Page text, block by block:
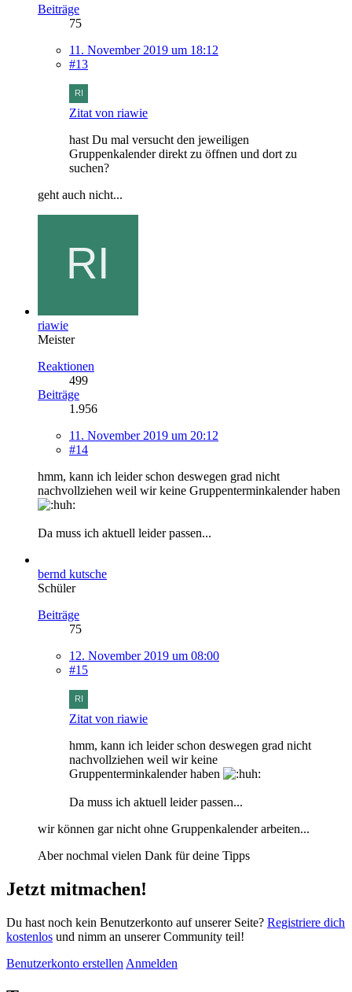
Beiträge
75
11. November 2019 um 18:12
#13
Zitat von riawie
hast Du mal versucht den jeweiligen
Gruppenkalender direkt zu öffnen und dort zu
suchen?
geht auch nicht...
riawie
Meister
Reaktionen
499
Beiträge
1.956
11. November 2019 um 20:12
#14
hmm, kann ich leider schon deswegen grad nicht
nachvollziehen weil wir keine Gruppenterminkalender haben
Da muss ich aktuell leider passen...
bernd kutsche
Schüler
Beiträge
75
12. November 2019 um 08:00
#15
Zitat von riawie
hmm, kann ich leider schon deswegen grad nicht
nachvollziehen weil wir keine
Gruppenterminkalender haben
Da muss ich aktuell leider passen...
wir können gar nicht ohne Gruppenkalender arbeiten...
Aber nochmal vielen Dank für deine Tipps
Jetzt mitmachen!
Du hast noch kein Benutzerkonto auf unserer Seite? Registriere dich
kostenlos und nimm an unserer Community teil!
Benutzerkonto erstellen Anmelden